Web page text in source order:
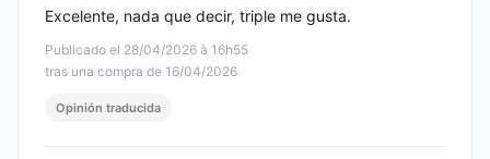
Publicado el 28/04/2026 à 16h55
tras una compra de 16/04/2026
Excelente, nada que decir, triple me gusta.
Opinión traducida